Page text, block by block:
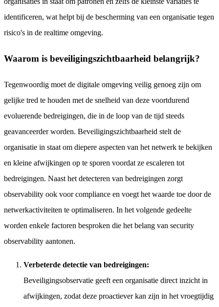
identificeren, wat helpt bij de bescherming van een organisatie tegen
risico's in de realtime omgeving.
Waarom is beveiligingszichtbaarheid belangrijk?
Tegenwoordig moet de digitale omgeving veilig genoeg zijn om
gelijke tred te houden met de snelheid van deze voortdurend
evoluerende bedreigingen, die in de loop van de tijd steeds
geavanceerder worden. Beveiligingszichtbaarheid stelt de
organisatie in staat om diepere aspecten van het netwerk te bekijken
en kleine afwijkingen op te sporen voordat ze escaleren tot
bedreigingen. Naast het detecteren van bedreigingen zorgt
observability ook voor compliance en voegt het waarde toe door de
netwerkactiviteiten te optimaliseren. In het volgende gedeelte
worden enkele factoren besproken die het belang van security
observability aantonen.
Verbeterde detectie van bedreigingen:
Beveiligingsobservatie geeft een organisatie direct inzicht in
afwijkingen, zodat deze proactiever kan zijn in het vroegtijdig